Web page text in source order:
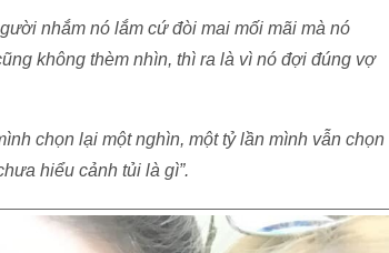
nhắm nó lắm cứ đòi mai mối mãi mà nó
không thèm nhìn, thì ra là vì nó đợi đúng vợ
chọn lại một nghìn, một tỷ lần mình vẫn chọn
hiểu cảnh tủi là gì”.